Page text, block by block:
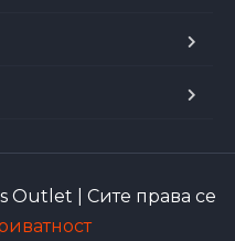
Outlet | Сите права се